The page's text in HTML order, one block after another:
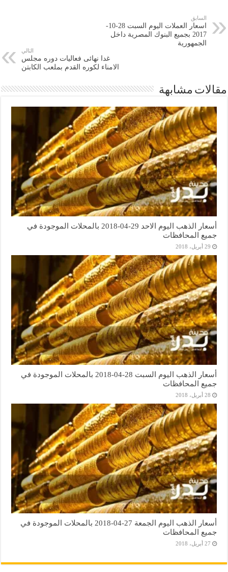
السابق
اسعار العملات اليوم السبت 28-10-
2017 بجميع البنوك المصرية داخل
الجمهورية
التالي
غدا نهائى فعاليات دوره مجلس
الامناء لكوره القدم بملعب الكابتن
مقالات مشابهة
أسعار الذهب اليوم الاحد 29-04-2018 بالمحلات الموجودة في
جميع المحافظات
29 أبريل، 2018
أسعار الذهب اليوم السبت 28-04-2018 بالمحلات الموجودة في
جميع المحافظات
28 أبريل، 2018
أسعار الذهب اليوم الجمعة 27-04-2018 بالمحلات الموجودة في
جميع المحافظات
27 أبريل، 2018